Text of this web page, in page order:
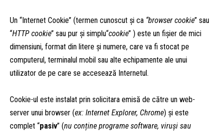
Un “Internet Cookie” (termen cunoscut și ca “browser cookie” sau
“HTTP cookie” sau pur și simplu“cookie” ) este un fișier de mici
dimensiuni, format din litere și numere, care va fi stocat pe
computerul, terminalul mobil sau alte echipamente ale unui
utilizator de pe care se accesează Internetul.
Cookie-ul este instalat prin solicitara emisă de către un web-
server unui browser (ex: Internet Explorer, Chrome) și este
complet “pasiv” (nu conține programe software, viruși sau